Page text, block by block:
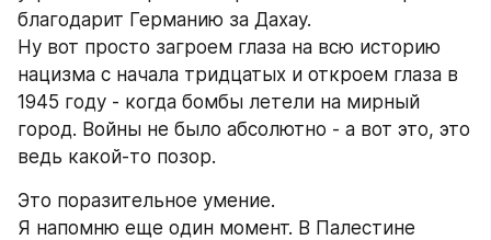
благодарит Германию за Дахау.
Ну вот просто загроем глаза на всю историю
нацизма с начала тридцатых и откроем глаза в
1945 году - когда бомбы летели на мирный
город. Войны не было абсолютно - а вот это, это
ведь какой-то позор.
Это поразительное умение.
Я напомню еще один момент. В Палестине